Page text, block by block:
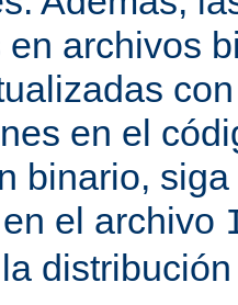
archivos
en el
binario,
el archivo
distribución